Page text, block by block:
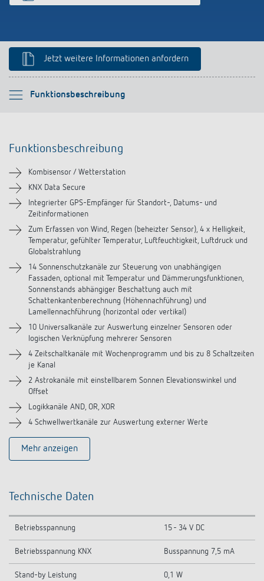
Anfahrt
Jetzt weitere Informationen anfordern
Funktionsbeschreibung
Bitte auswählen
Technische Informationen
Downloads
Zubehör
Funktionsbeschreibung
Kombisensor / Wetterstation
KNX Data Secure
Integrierter GPS-Empfänger für Standort-, Datums- und
Zeitinformationen
Zum Erfassen von Wind, Regen (beheizter Sensor), 4 x Helligkeit,
Temperatur, gefühlter Temperatur, Luftfeuchtigkeit, Luftdruck und
Globalstrahlung
14 Sonnenschutzkanäle zur Steuerung von unabhängigen
Fassaden, optional mit Temperatur und Dämmerungsfunktionen,
Sonnenstands abhängiger Beschattung auch mit
Schattenkantenberechnung (Höhennachführung) und
Lamellennachführung (horizontal oder vertikal)
10 Universalkanäle zur Auswertung einzelner Sensoren oder
logischen Verknüpfung mehrerer Sensoren
4 Zeitschaltkanäle mit Wochenprogramm und bis zu 8 Schaltzeiten
je Kanal
2 Astrokanäle mit einstellbarem Sonnen Elevationswinkel und
Offset
Logikkanäle AND, OR, XOR
4 Schwellwertkanäle zur Auswertung externer Werte
Mehr anzeigen
Technische Daten
Betriebsspannung 15 - 34 V DC
Betriebsspannung KNX Busspannung 7,5 mA
Stand-by Leistung 0,1 W